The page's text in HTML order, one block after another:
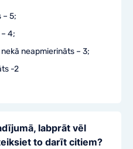
– 5;
4;
neapmierināts – 3;
-2
labprāt vēl
to darīt citiem?